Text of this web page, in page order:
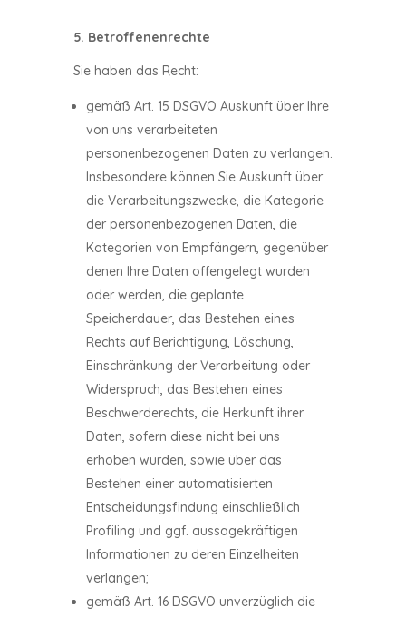
5. Betroffenenrechte
Sie haben das Recht:
gemäß Art. 15 DSGVO Auskunft über Ihre
von uns verarbeiteten
personenbezogenen Daten zu verlangen.
Insbesondere können Sie Auskunft über
die Verarbeitungszwecke, die Kategorie
der personenbezogenen Daten, die
Kategorien von Empfängern, gegenüber
denen Ihre Daten offengelegt wurden
oder werden, die geplante
Speicherdauer, das Bestehen eines
Rechts auf Berichtigung, Löschung,
Einschränkung der Verarbeitung oder
Widerspruch, das Bestehen eines
Beschwerderechts, die Herkunft ihrer
Daten, sofern diese nicht bei uns
erhoben wurden, sowie über das
Bestehen einer automatisierten
Entscheidungsfindung einschließlich
Profiling und ggf. aussagekräftigen
Informationen zu deren Einzelheiten
verlangen;
gemäß Art. 16 DSGVO unverzüglich die